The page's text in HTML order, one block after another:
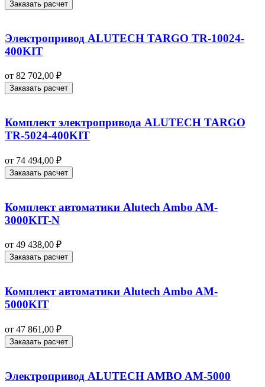
Заказать расчет
Электропривод ALUTECH TARGO TR-10024-
400KIT
от 82 702,00 ₽
Заказать расчет
Комплект электропривода ALUTECH TARGO
TR-5024-400KIT
от 74 494,00 ₽
Заказать расчет
Комплект автоматики Alutech Ambo AM-
3000KIT-N
от 49 438,00 ₽
Заказать расчет
Комплект автоматики Alutech Ambo AM-
5000KIT
от 47 861,00 ₽
Заказать расчет
Электропривод ALUTECH AMBO AM-5000